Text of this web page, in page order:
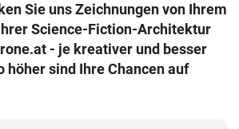
& Co KG 2026
Sie uns Zeichnungen von Ihrem
Science-Fiction-Architektur
- je kreativer und besser
höher sind Ihre Chancen auf